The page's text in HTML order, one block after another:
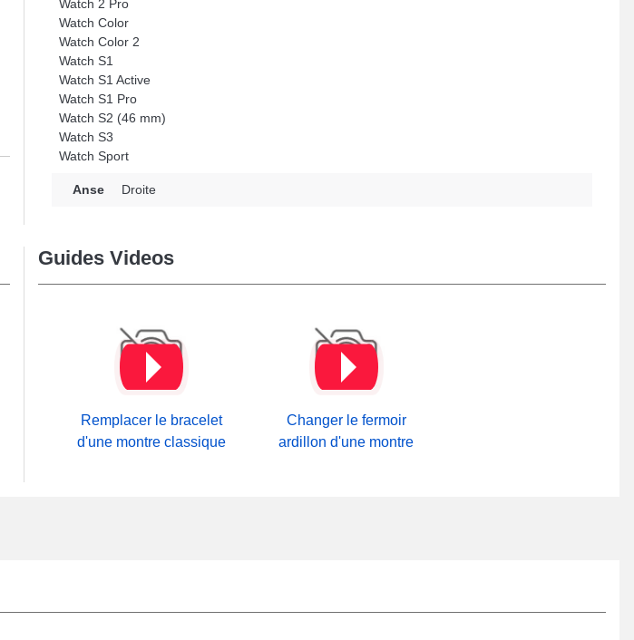
Watch 2 Pro
Watch Color
Watch Color 2
Watch S1
Watch S1 Active
Watch S1 Pro
Watch S2 (46 mm)
Watch S3
Watch Sport
Anse Droite
Guides Videos
Remplacer le bracelet
d'une montre classique
Changer le fermoir
ardillon d'une montre